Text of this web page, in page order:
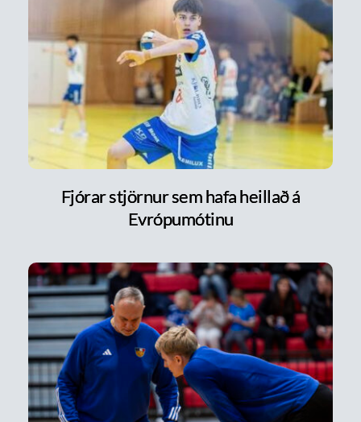
Fjórar stjörnur sem hafa heillað á
Evrópumótinu